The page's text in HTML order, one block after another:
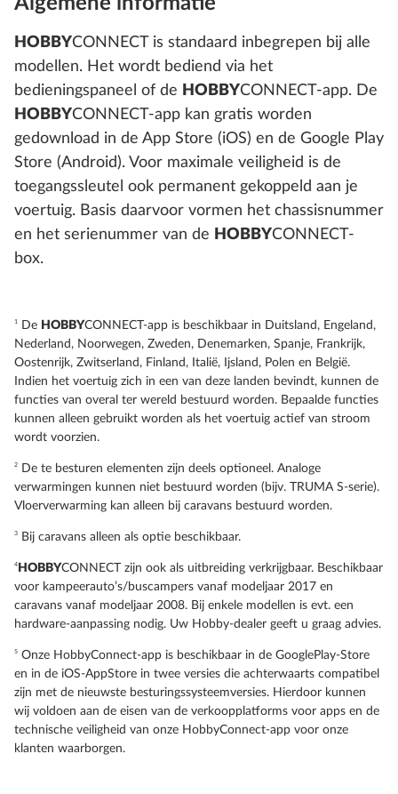
HOBBYCONNECT is standaard inbegrepen bij alle
modellen. Het wordt bediend via het
bedieningspaneel of de HOBBYCONNECT-app. De
HOBBYCONNECT-app kan gratis worden
gedownload in de App Store (iOS) en de Google Play
Store (Android). Voor maximale veiligheid is de
toegangssleutel ook permanent gekoppeld aan je
voertuig. Basis daarvoor vormen het chassisnummer
en het serienummer van de HOBBYCONNECT-
box.
1 De HOBBYCONNECT-app is beschikbaar in Duitsland, Engeland,
Nederland, Noorwegen, Zweden, Denemarken, Spanje, Frankrijk,
Oostenrijk, Zwitserland, Finland, Italië, Ijsland, Polen en België.
Indien het voertuig zich in een van deze landen bevindt, kunnen de
functies van overal ter wereld bestuurd worden. Bepaalde functies
kunnen alleen gebruikt worden als het voertuig actief van stroom
wordt voorzien.
2
De te besturen elementen zijn deels optioneel. Analoge
verwarmingen kunnen niet bestuurd worden (bijv. TRUMA S-serie).
Vloerverwarming kan alleen bij caravans bestuurd worden.
3 Bij caravans alleen als optie beschikbaar.
4 HOBBYCONNECT zijn ook als uitbreiding verkrijgbaar. Beschikbaar
voor kampeerauto’s/buscampers vanaf modeljaar 2017 en
caravans vanaf modeljaar 2008. Bij enkele modellen is evt. een
hardware-aanpassing nodig. Uw Hobby-dealer geeft u graag advies.
5 Onze HobbyConnect-app is beschikbaar in de GooglePlay-Store
en in de iOS-AppStore in twee versies die achterwaarts compatibel
zijn met de nieuwste besturingssysteemversies. Hierdoor kunnen
wij voldoen aan de eisen van de verkoopplatforms voor apps en de
technische veiligheid van onze HobbyConnect-app voor onze
klanten waarborgen.